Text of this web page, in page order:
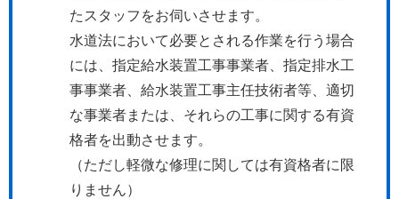
たスタッフをお伺いさせます。
水道法において必要とされる作業を行う場合
には、指定給水装置工事事業者、指定排水工
事事業者、給水装置工事主任技術者等、適切
な事業者または、それらの工事に関する有資
格者を出動させます。
（ただし軽微な修理に関しては有資格者に限
りません）